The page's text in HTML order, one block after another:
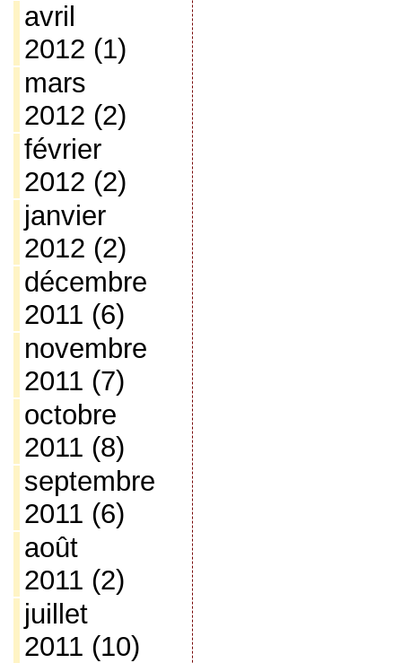
avril
2012 (1)
mars
2012 (2)
février
2012 (2)
janvier
2012 (2)
décembre
2011 (6)
novembre
2011 (7)
octobre
2011 (8)
septembre
2011 (6)
août
2011 (2)
juillet
2011 (10)